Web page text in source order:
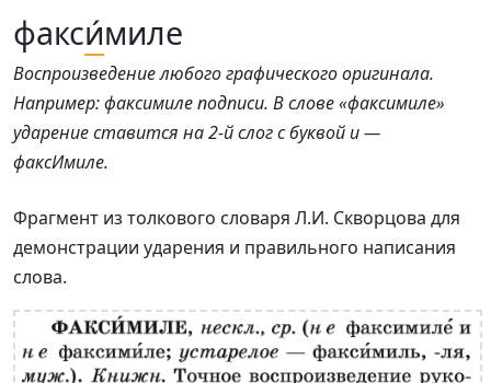
факси́миле
Воспроизведение любого графического оригинала.
Например: факсимиле подписи. В слове «факсимиле»
ударение ставится на 2-й слог с буквой и —
факсИмиле.
Фрагмент из толкового словаря Л.И. Скворцова для
демонстрации ударения и правильного написания
слова.